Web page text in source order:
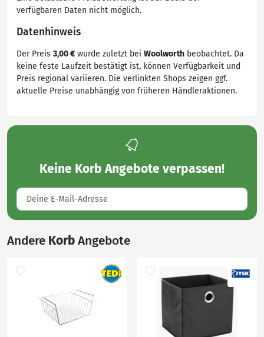
verfügbaren Daten nicht möglich.
Datenhinweis
Der Preis 3,00 € wurde zuletzt bei Woolworth beobachtet. Da
keine feste Laufzeit bestätigt ist, können Verfügbarkeit und
Preis regional variieren. Die verlinkten Shops zeigen ggf.
aktuelle Preise unabhängig von früheren Händleraktionen.
Keine Korb Angebote verpassen!
Andere Korb Angebote